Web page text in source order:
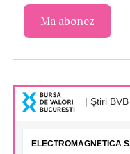
| Știri BVB
ELECTROMAGNETICA